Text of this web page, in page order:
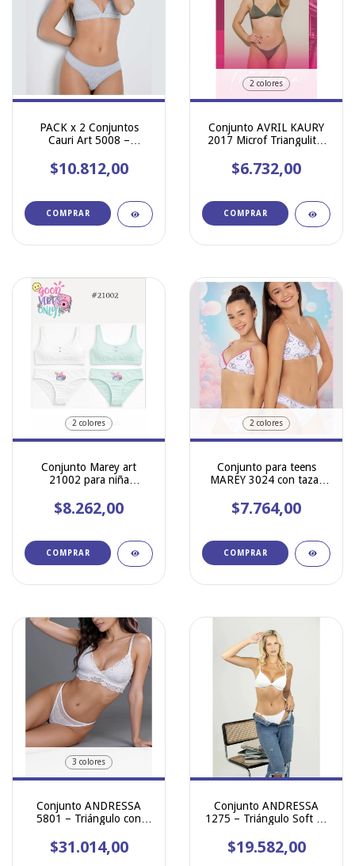
PACK x 2 Conjuntos
Cauri Art 5008 –
con Less
$10.812,00
COMPRAR
2 colores
Conjunto AVRIL KAURY
2017 Microf Triangulito,
circulares
$6.732,00
COMPRAR
2 colores
Conjunto Marey art
21002 para niña
lycra c/ botones y
bombacha
$8.262,00
COMPRAR
2 colores
Conjunto para teens
MAREY 3024 con tazas
$7.764,00
COMPRAR
3 colores
Conjunto ANDRESSA
5801 – Triángulo con
Less regulable
$31.014,00
Conjunto ANDRESSA
1275 – Triángulo Soft de
Regulable
$19.582,00